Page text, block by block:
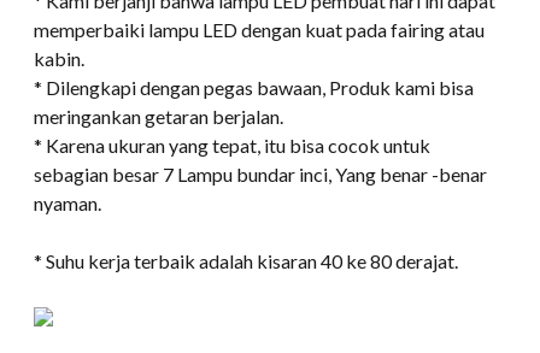
memperbaiki lampu LED dengan kuat pada fairing atau
kabin.
* Dilengkapi dengan pegas bawaan, Produk kami bisa
meringankan getaran berjalan.
* Karena ukuran yang tepat, itu bisa cocok untuk
sebagian besar 7 Lampu bundar inci, Yang benar -benar
nyaman.
* Suhu kerja terbaik adalah kisaran 40 ke 80 derajat.